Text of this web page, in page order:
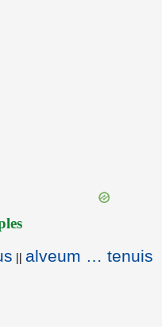
|| alveum … tenuis